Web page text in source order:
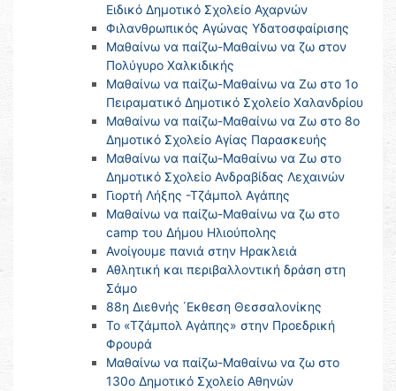
Ειδικό Δημοτικό Σχολείο Αχαρνών
Φιλανθρωπικός Αγώνας Υδατοσφαίρισης
Μαθαίνω να παίζω-Μαθαίνω να ζω στον
Πολύγυρο Χαλκιδικής
Μαθαίνω να παίζω-Μαθαίνω να Ζω στο 1ο
Πειραματικό Δημοτικό Σχολείο Χαλανδρίου
Μαθαίνω να παίζω-Μαθαίνω να Ζω στο 8ο
Δημοτικό Σχολείο Αγίας Παρασκευής
Μαθαίνω να παίζω-Μαθαίνω να Ζω στο
Δημοτικό Σχολείο Ανδραβίδας Λεχαινών
Γιορτή Λήξης -Τζάμπολ Αγάπης
Μαθαίνω να παίζω-Μαθαίνω να ζω στο
camp του Δήμου Ηλιούπολης
Ανοίγουμε πανιά στην Ηρακλειά
Αθλητική και περιβαλλοντική δράση στη
Σάμο
88η Διεθνής ΄Εκθεση Θεσσαλονίκης
Το «Τζάμπολ Αγάπης» στην Προεδρική
Φρουρά
Μαθαίνω να παίζω-Μαθαίνω να ζω στο
130ο Δημοτικό Σχολείο Αθηνών